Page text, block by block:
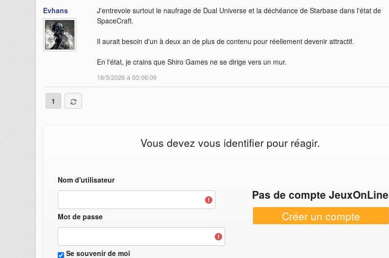
Evhans
J'entrevoie surtout le naufrage de Dual Universe et la déchéance de Starbase dans l'état de
SpaceCraft.
Il aurait besoin d'un à deux an de plus de contenu pour réellement devenir attractif.
En l'état, je crains que Shiro Games ne se dirige vers un mur.
18/5/2026 à 03:06:09
1
Vous devez vous identifier pour réagir.
Nom d'utilisateur
Mot de passe
Se souvenir de moi
Pas de compte
Créer un compte